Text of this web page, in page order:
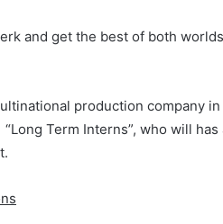
and get the best of both
production company
Term Interns”, who will